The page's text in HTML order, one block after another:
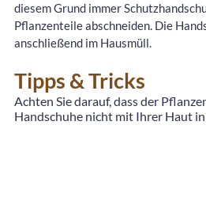
diesem Grund immer
Pflanzenteile abschneiden. Die
anschließend im Hausmüll.
Tipps & Tricks
Achten Sie darauf, dass der
Handschuhe nicht mit Ihrer Haut